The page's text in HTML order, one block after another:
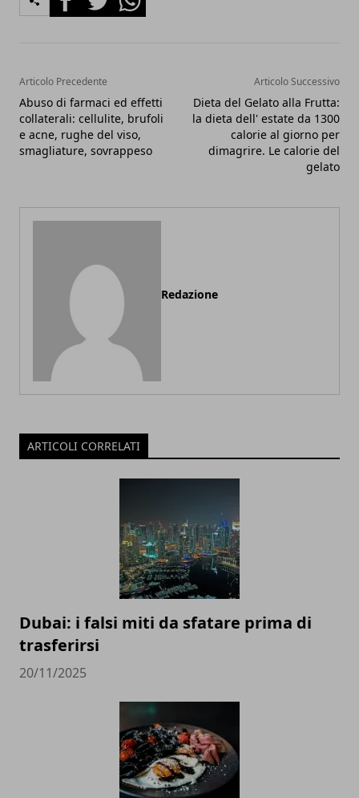
Articolo Precedente
Abuso di farmaci ed effetti
collaterali: cellulite, brufoli
e acne, rughe del viso,
smagliature, sovrappeso
Articolo Successivo
Dieta del Gelato alla Frutta:
la dieta dell' estate da 1300
calorie al giorno per
dimagrire. Le calorie del
gelato
Redazione
ARTICOLI CORRELATI
Dubai: i falsi miti da sfatare prima di
trasferirsi
20/11/2025